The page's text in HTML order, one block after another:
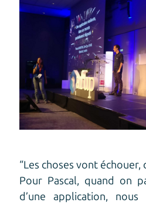
“Les choses vont échouer,
Pour Pascal, quand on
d’une application,